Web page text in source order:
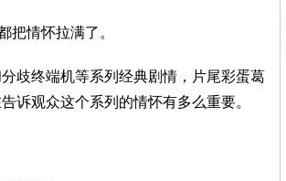
把情怀拉满了。
歧终端机等系列经典剧情，片尾彩蛋葛
诉观众这个系列的情怀有多么重要。